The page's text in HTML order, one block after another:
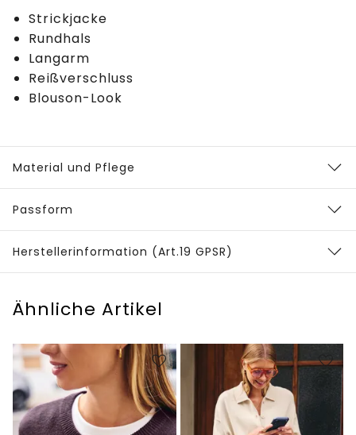
Strickjacke
Rundhals
Langarm
Reißverschluss
Blouson-Look
Material und Pflege
Passform
Herstellerinformation (Art.19 GPSR)
Ähnliche Artikel